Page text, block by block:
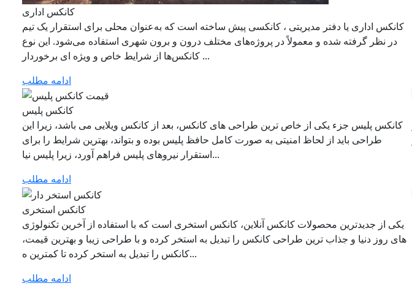
کانکس اداری
کانکس اداری یا دفتر مدیریتی ، کانکسی پیش‌ ساخته است که به‌عنوان محلی برای استقرار یک تیم
در نظر گرفته‌ شده و معمولاً در پروژه‌های مختلف درون و برون‌ شهری استفاده می‌شود. این نوع
کانکس‌ها از شرایط خاص و ویژه‌ ای برخوردار ...
ادامه مطلب
کانکس پلیس
کانکس پلیس جزء یکی از خاص‌ ترین طراحی‌ های کانکس، بعد از کانکس ویلایی می باشد، زیرا این
طراحی باید از لحاظ امنیتی به‌ صورت کامل حافظ پلیس بوده و بتواند، بهترین شرایط را برای
استقرار نیروهای پلیس فراهم آورد، زیرا پلیس نیا...
ادامه مطلب
کانکس استخری
یکی از جدیدترین محصولات کانکس آنلاین، کانکس استخری است که با استفاده از آخرین تکنولوژی‌
های روز دنیا و جذاب‌ ترین طراحی کانکس را تبدیل به استخر کرده و با طراحی زیبا و بهترین قیمت،
کانکس را تبدیل به استخر کرده تا کمترین ه...
ادامه مطلب